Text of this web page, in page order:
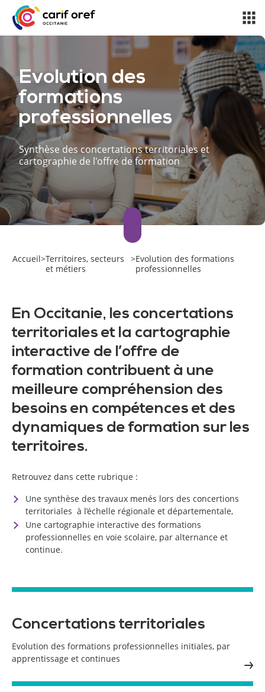
Evolution des
formations
professionnelles
Synthèse des concertations territoriales et
cartographie de l'offre de formation
Accueil>Territoires, secteurs
et métiers
>Evolution des formations
professionnelles
En Occitanie, les concertations
territoriales et la cartographie
interactive de l’offre de
formation contribuent à une
meilleure compréhension des
besoins en compétences et des
dynamiques de formation sur les
territoires.
Retrouvez dans cette rubrique :
Une synthèse des travaux menés lors des concertions
territoriales à l’échelle régionale et départementale,
Une cartographie interactive des formations
professionnelles en voie scolaire, par alternance et
continue.
Concertations territoriales
Evolution des formations professionnelles initiales, par
apprentissage et continues